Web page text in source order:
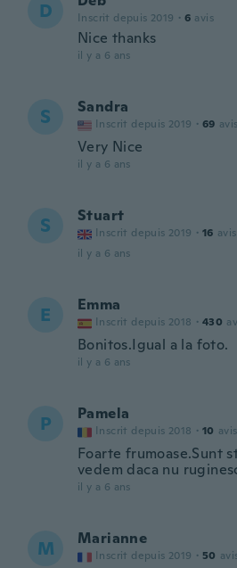
D Inscrit depuis 2019 · 6 avis
Nice thanks
il y a 6 ans
S Sandra
Inscrit depuis 2019 · 69 avis
Very Nice
il y a 6 ans
S Stuart
Inscrit depuis 2019 · 16 avis
il y a 6 ans
E Emma
Inscrit depuis 2018 · 430
Bonitos.Igual a la foto.
il y a 6 ans
P Pamela
Inscrit depuis 2018 · 10 avis
Foarte frumoase.Sunt
vedem daca nu
il y a 6 ans
M Marianne
Inscrit depuis 2019 · 50